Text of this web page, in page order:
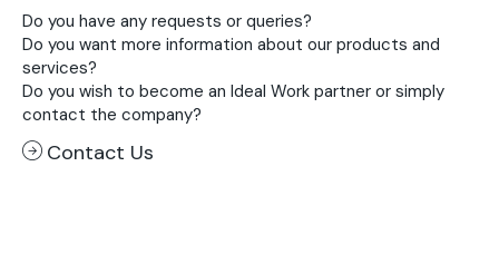
Do you have any requests or queries?
Do you want more information about our products and
services?
Do you wish to become an Ideal Work partner or simply
contact the company?
Contact Us